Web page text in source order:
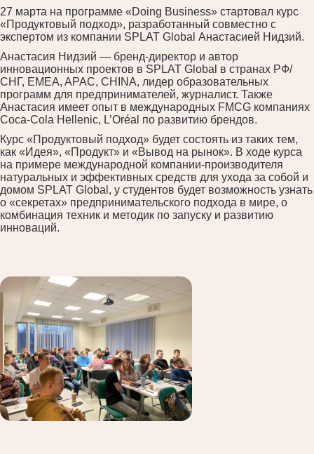
27 марта на программе «Doing Business» стартовал курс
«Продуктовый подход», разработанный совместно с
экспертом из компании SPLAT Global Анастасией Нидзий.
Анастасия Нидзий — бренд-директор и автор
инновационных проектов в SPLAT Global в странах РФ/
СНГ, EMEA, APAC, CHINA, лидер образовательных
программ для предпринимателей, журналист. Также
Анастасия имеет опыт в международных FMCG компаниях
Coca-Cola Hellenic, L’Oréal по развитию брендов.
Курс «Продуктовый подход» будет состоять из таких тем,
как «Идея», «Продукт» и «Вывод на рынок». В ходе курса
на примере международной компании-производителя
натуральных и эффективных средств для ухода за собой и
домом SPLAT Global, у студентов будет возможность узнать
о «секретах» предпринимательского подхода в мире, о
комбинация техник и методик по запуску и развитию
инноваций.